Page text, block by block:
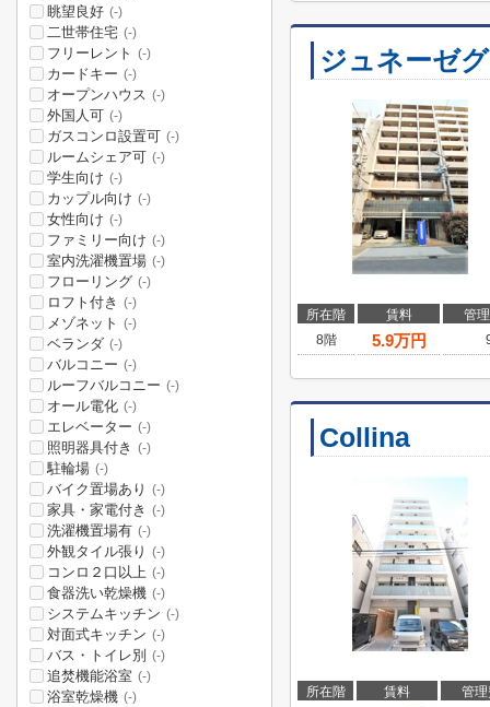
ジュネーゼ
所在階 賃料
管
8階
5.9万円
Collina
所在階 賃料
管
眺望良好 (-)
二世帯住宅 (-)
フリーレント (-)
カードキー (-)
オープンハウス (-)
外国人可 (-)
ガスコンロ設置可 (-)
ルームシェア可 (-)
学生向け (-)
カップル向け (-)
女性向け (-)
ファミリー向け (-)
室内洗濯機置場 (-)
フローリング (-)
ロフト付き (-)
メゾネット (-)
ベランダ (-)
バルコニー (-)
ルーフバルコニー (-)
オール電化 (-)
エレベーター (-)
照明器具付き (-)
駐輪場 (-)
バイク置場あり (-)
家具・家電付き (-)
洗濯機置場有 (-)
外観タイル張り (-)
コンロ２口以上 (-)
食器洗い乾燥機 (-)
システムキッチン (-)
対面式キッチン (-)
バス・トイレ別 (-)
追焚機能浴室 (-)
浴室乾燥機 (-)